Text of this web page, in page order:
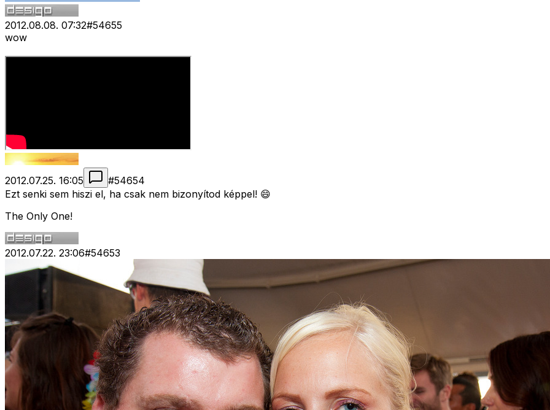
2012.08.08. 07:32#54655
wow
2012.07.25. 16:05 #54654
Ezt senki sem hiszi el, ha csak nem bizonyítod képpel! 😄
The Only One!
2012.07.22. 23:06#54653